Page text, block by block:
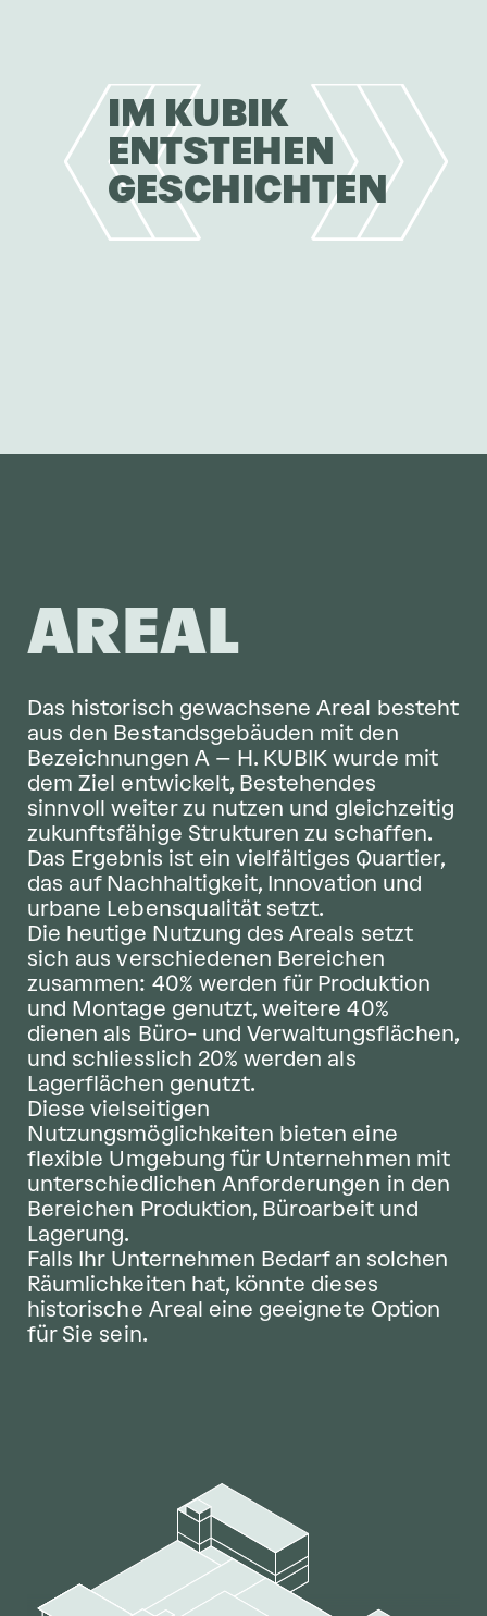
IM KUBIK
ENTSTEHEN
GESCHICHTEN
AREAL
Das historisch gewachsene Areal besteht
aus den Bestandsgebäuden mit den
Bezeichnungen A – H. KUBIK wurde mit
dem Ziel entwickelt, Bestehendes
sinnvoll weiter zu nutzen und gleichzeitig
zukunftsfähige Strukturen zu schaffen.
Das Ergebnis ist ein vielfältiges Quartier,
das auf Nachhaltigkeit, Innovation und
urbane Lebensqualität setzt.
Die heutige Nutzung des Areals setzt
sich aus verschiedenen Bereichen
zusammen: 40% werden für Produktion
und Montage genutzt, weitere 40%
dienen als Büro- und Verwaltungsflächen,
und schliesslich 20% werden als
Lagerflächen genutzt.
Diese vielseitigen
Nutzungsmöglichkeiten bieten eine
flexible Umgebung für Unternehmen mit
unterschiedlichen Anforderungen in den
Bereichen Produktion, Büroarbeit und
Lagerung.
Falls Ihr Unternehmen Bedarf an solchen
Räumlichkeiten hat, könnte dieses
historische Areal eine geeignete Option
für Sie sein.